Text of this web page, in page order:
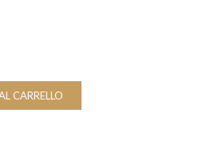
CARRELLO